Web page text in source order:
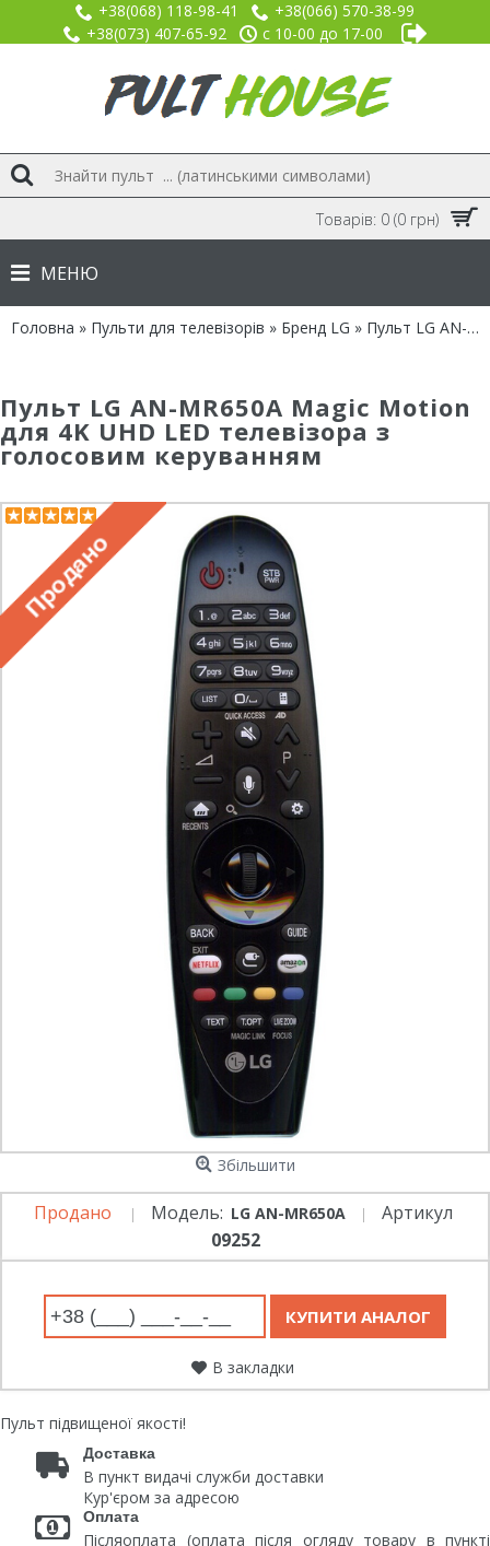
+38(068) 118-98-41
+38(066) 570-38-99
+38(073) 407-65-92
с 10-00 до 17-00
Товарів: 0 (0 грн)
МЕНЮ
Головна » Пульти для телевізорів » Бренд LG » Пульт LG AN-MR650A з голосовим керуванням (AMART TV 2016-2017)
Пульт LG AN-MR650A Magic Motion
для 4K UHD LED телевізора з
голосовим керуванням
Збільшити
Продано Модель: LG AN-MR650A
Артикул
09252
В закладки
Пульт підвищеної якості!
Доставка
В пункт видачі служби доставки
Кур'єром за адресою
Оплата
Післяоплата (оплата після огляду товару в пункті